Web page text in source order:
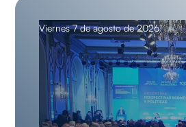
Viernes 7 de agosto de 2026